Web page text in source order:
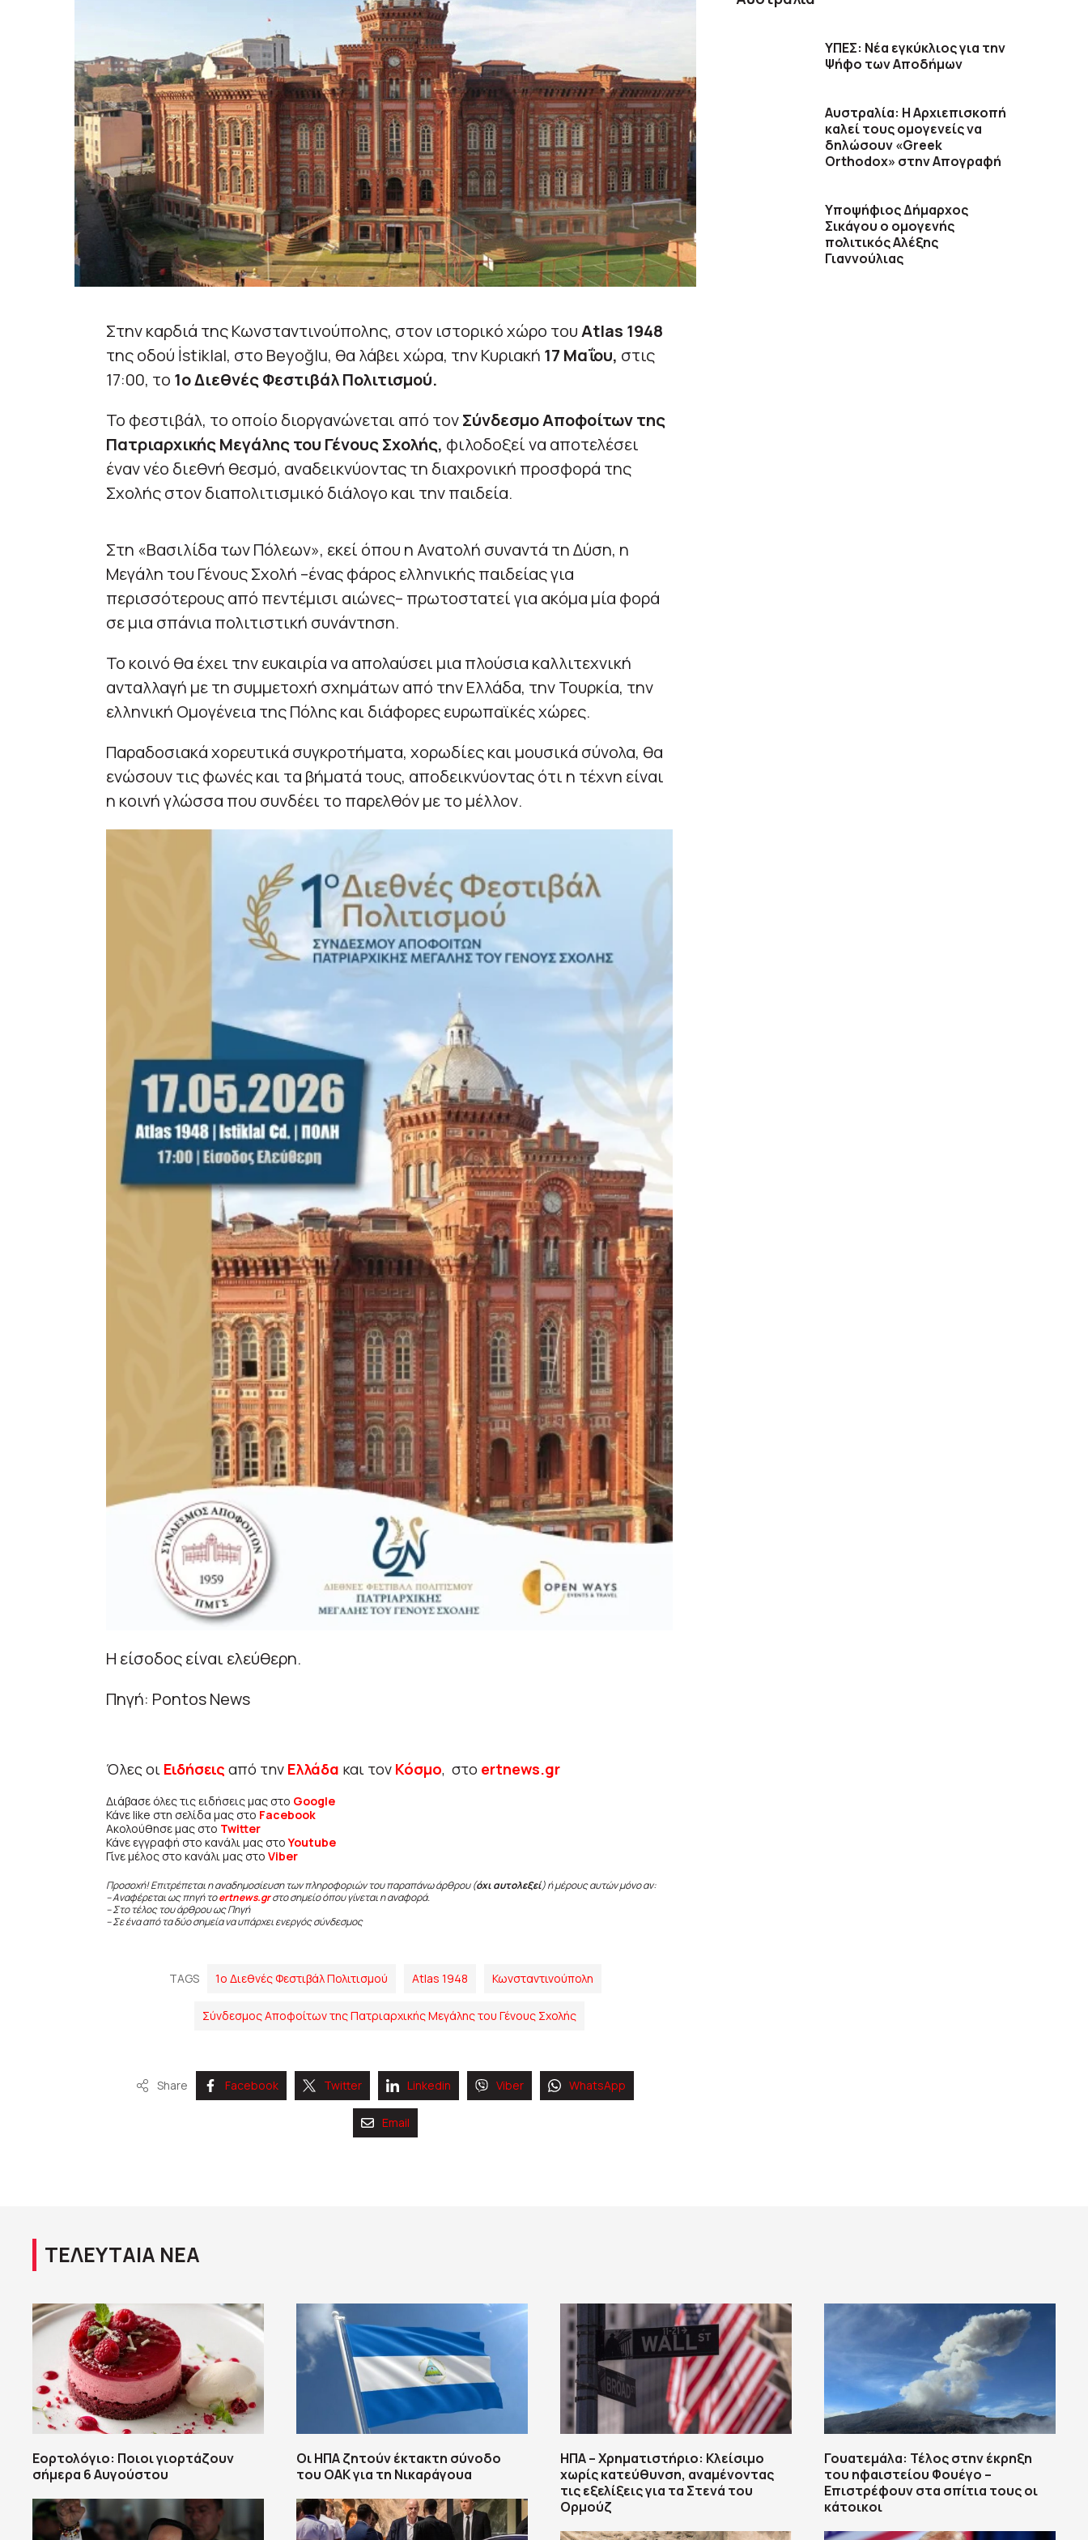
Στην καρδιά της Κωνσταντινούπολης, στον ιστορικό χώρο τουAtlas 1948
της οδού İstiklal, στο Beyoğlu, θα λάβει χώρα, την Κυριακή 17 Μαΐου, στις
17:00, το 1ο Διεθνές Φεστιβάλ Πολιτισμού.
Το φεστιβάλ, το οποίο διοργανώνεται από τονΣύνδεσμο Αποφοίτων της
Πατριαρχικής Μεγάλης του Γένους Σχολής, φιλοδοξεί να αποτελέσει
έναν νέο διεθνή θεσμό, αναδεικνύοντας τη διαχρονική προσφορά της
Σχολής στον διαπολιτισμικό διάλογο και την παιδεία.
Στη «Βασιλίδα των Πόλεων», εκεί όπου η Ανατολή συναντά τη Δύση, η
Μεγάλη του Γένους Σχολή –ένας φάρος ελληνικής παιδείας για
περισσότερους από πεντέμισι αιώνες– πρωτοστατεί για ακόμα μία φορά
σε μια σπάνια πολιτιστική συνάντηση.
Το κοινό θα έχει την ευκαιρία να απολαύσει μια πλούσια καλλιτεχνική
ανταλλαγή με τη συμμετοχή σχημάτων από την Ελλάδα, την Τουρκία, την
ελληνική Ομογένεια της Πόλης και διάφορες ευρωπαϊκές χώρες.
Παραδοσιακά χορευτικά συγκροτήματα, χορωδίες και μουσικά σύνολα, θα
ενώσουν τις φωνές και τα βήματά τους, αποδεικνύοντας ότι η τέχνη είναι
η κοινή γλώσσα που συνδέει το παρελθόν με το μέλλον.
Η είσοδος είναι ελεύθερη.
Πηγή: Pontos News
Όλες οι Ειδήσεις από την Ελλάδα και τον Κόσμο, στο ertnews.gr
Διάβασε όλες τις ειδήσεις μας στο Google
Κάνε like στη σελίδα μας στο Facebook
Ακολούθησε μας στο Twitter
Κάνε εγγραφή στο κανάλι μας στοYoutube
Γίνε μέλος στο κανάλι μας στο Viber
Προσοχή! Επιτρέπεται η αναδημοσίευση των πληροφοριών του παραπάνω άρθρου (όχι αυτολεξεί) ή μέρους αυτών μόνο αν:
– Αναφέρεται ως πηγή τοertnews.gr στο σημείο όπου γίνεται η αναφορά.
– Στο τέλος του άρθρου ως Πηγή
– Σε ένα από τα δύο σημεία να υπάρχει ενεργός σύνδεσμος
TAGS 1ο Διεθνές Φεστιβάλ Πολιτισμού Atlas 1948 Κωνσταντινούπολη
Σύνδεσμος Αποφοίτων της Πατριαρχικής Μεγάλης του Γένους Σχολής
Share Facebook Twitter Linkedin Viber WhatsApp
Email
ΥΠΕΣ: Νέα εγκύκλιος για την
Ψήφο των Αποδήμων
Αυστραλία: Η Αρχιεπισκοπή
καλεί τους ομογενείς να
δηλώσουν «Greek
Orthodox» στην Απογραφή
Υποψήφιος Δήμαρχος
Σικάγου ο ομογενής
πολιτικός Αλέξης
Γιαννούλιας
ΤΕΛΕΥΤΑΙΑ ΝΕΑ
Εορτολόγιο: Ποιοι γιορτάζουν
σήμερα 6 Αυγούστου
Οι ΗΠΑ ζητούν έκτακτη σύνοδο
του ΟΑΚ για τη Νικαράγουα
ΗΠΑ – Χρηματιστήριο: Κλείσιμο
χωρίς κατεύθυνση, αναμένοντας
τις εξελίξεις για τα Στενά του
Ορμούζ
Γουατεμάλα: Τέλος στην έκρηξη
του ηφαιστείου Φουέγο –
Επιστρέφουν στα σπίτια τους οι
κάτοικοι